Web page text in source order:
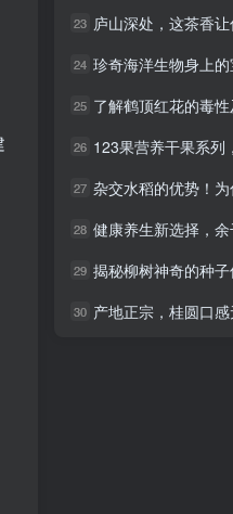
23 庐山深处，这茶香让你沉
24 珍奇海洋生物身上的宝藏
25 了解鹤顶红花的毒
26 123果营养干果系列，让你
27 杂交水稻的优势！为什么它成
28 健康养生新选择，余
29 揭秘柳树神奇的种子
30 产地正宗，桂圆口
23 庐山深处，这茶香让你沉
24 珍奇海洋生物身上的宝藏
25 了解鹤顶红花的毒
26 123果营养干果系列，让你
27 杂交水稻的优势！为什么它成
28 健康养生新选择，余
29 揭秘柳树神奇的种子
30 产地正宗，桂圆口